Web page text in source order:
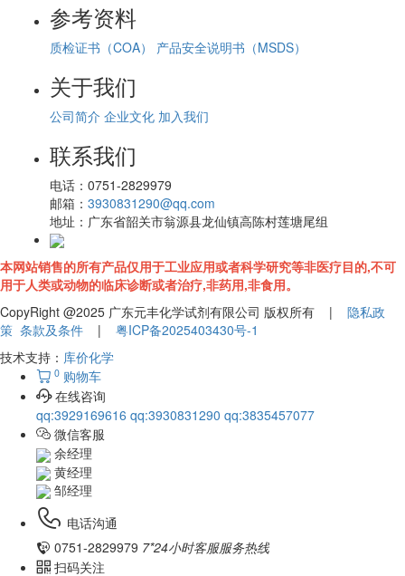
参考资料
质检证书（COA） 产品安全说明书（MSDS）
关于我们
公司简介 企业文化 加入我们
联系我们
电话： 0751-2829979
邮箱： 3930831290@qq.com
地址： 广东省韶关市翁源县龙仙镇高陈村莲塘尾组
本网站销售的所有产品仅用于工业应用或者科学研究等非医疗目的,不可
用于人类或动物的临床诊断或者治疗,非药用,非食用。
CopyRight @2025 广东元丰化学试剂有限公司 版权所有 | 隐私政
策 条款及条件 | 粤ICP备2025403430号-1
技术支持： 库价化学
0 购物车
在线咨询
qq:3929169616 qq:3930831290 qq:3835457077
微信客服
余经理
黄经理
邹经理
电话沟通
0751-2829979 7*24小时客服服务热线
扫码关注